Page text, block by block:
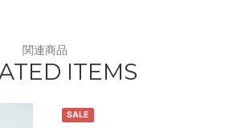
関連商品
ITEMS
SALE